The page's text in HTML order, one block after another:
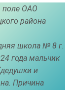
поле ОАО
района
школа № 8 г.
года мальчик
и
Причина